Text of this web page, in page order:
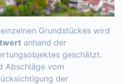
Grundstückes wird
anhand der
geschätzt.
Abschläge vom
der